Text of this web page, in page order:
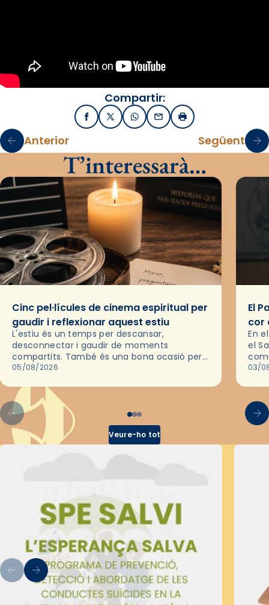
Compartir:
FacebookX / TwitterWhatsApp
EmailImprimir
Anterior Següent
T’interessarà…
Cinc pel·lícules de cinema espiritual per
gaudir i reflexionar aquest estiu
L'estiu és un temps per descansar,
desconnectar i gaudir de moments
compartits. També és una bona ocasió per
deixar-se portar per una bona història i, a
05/08/2026
El
cor
En
el
de
03/
Veure-ho tot